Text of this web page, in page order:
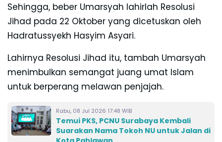
Sehingga, beber Umarsyah lahirlah Resolusi
Jihad pada 22 Oktober yang dicetuskan oleh
Hadratussyekh Hasyim Asyari.
Lahirnya Resolusi Jihad itu, tambah Umarsyah
menimbulkan semangat juang umat Islam
untuk berperang melawan penjajah.
Rabu, 08 Jul 2026 17:48 WIB
Temui PKS, PCNU Surabaya Kembali
Suarakan Nama Tokoh NU untuk Jalan di